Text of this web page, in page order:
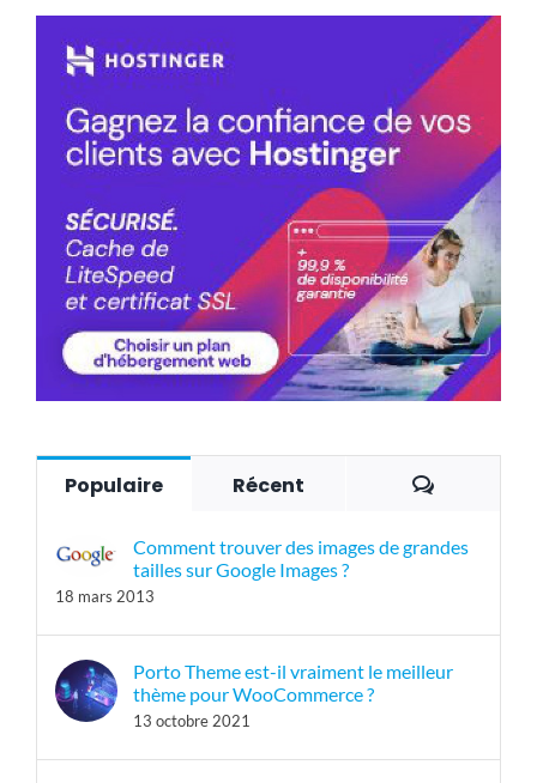
Populaire Récent
Comment trouver des images de grandes
tailles sur Google Images ?
18 mars 2013
Porto Theme est-il vraiment le meilleur
thème pour WooCommerce ?
13 octobre 2021